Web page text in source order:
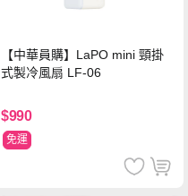
【中華員購】LaPO mini 頸掛
式製冷風扇 LF-06
$990
免運